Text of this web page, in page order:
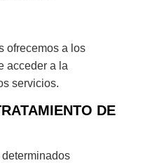
ofrecemos a los
acceder a la
servicios.
DE